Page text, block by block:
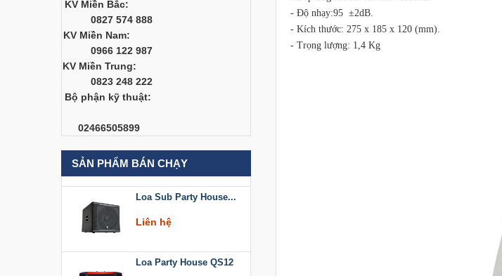
KV Miền Bắc:
0827 574 888
KV Miền Nam:
0966 122 987
KV Miền Trung:
0823 248 222
Bộ phận kỹ thuật:
02466505899
SẢN PHẨM BÁN CHẠY
Liên hệ
Bàn Mixer
Liên hệ
Loa Sub Party House
D218
Liên hệ
Loa Sub Party House...
Liên hệ
Loa Party House QS12
- Độ nhạy:95 ±2dB.
- Kích thước: 275 x 185 x 120 (mm).
- Trọng lượng: 1,4 Kg